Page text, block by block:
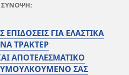
ΣΥΝΟΨΗ:
ΓΙΑ ΕΛΑΣΤΙΚΑ
ΤΡΑΚΤΕΡ
ΑΠΟΤΕΛΕΣΜΑΤΙΚΟ
ΣΑΣ